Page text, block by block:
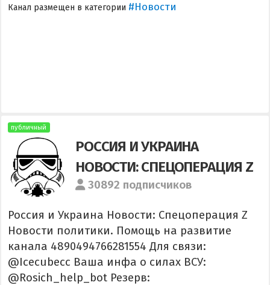
Канал размещен в категории #Новости
публичный
РОССИЯ И УКРАИНА
НОВОСТИ: СПЕЦОПЕРАЦИЯ Z
30892 подписчиков
Россия и Украина Новости: Спецоперация Z
Новости политики. Помощь на развитие
канала 4890494766281554 Для связи:
@Icecubecc Ваша инфа о силах ВСУ:
@Rosich_help_bot Резерв: